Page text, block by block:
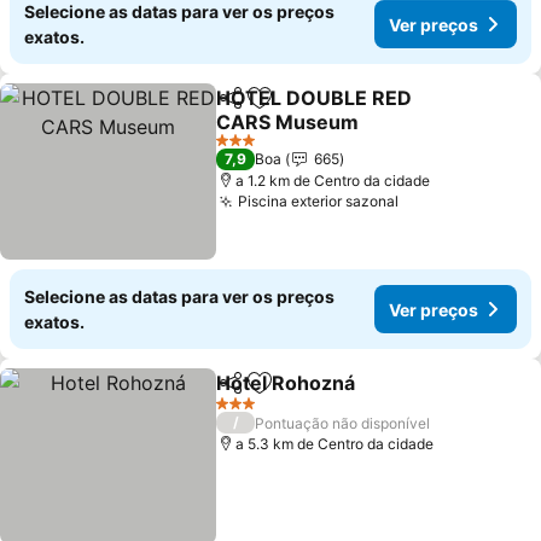
Selecione as datas para ver os preços
exatos.
Ver preços
PartilharAdicionar aos favoritos
HOTEL DOUBLE RED
CARS Museum
Ver preços
3 Estrelas
7,9 Boa
665
a 1.2 km de Centro da cidade
Piscina exterior sazonal
Selecione as datas para ver os preços
exatos.
Ver preços
PartilharAdicionar aos favoritos
Hotel Rohozná
3 Estrelas
/
Pontuação não disponível
a 5.3 km de Centro da cidade